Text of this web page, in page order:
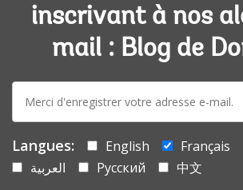
inscrivant à nos
mail : Blog de
mail:
Langues: English Français
العربية
Русский
中文